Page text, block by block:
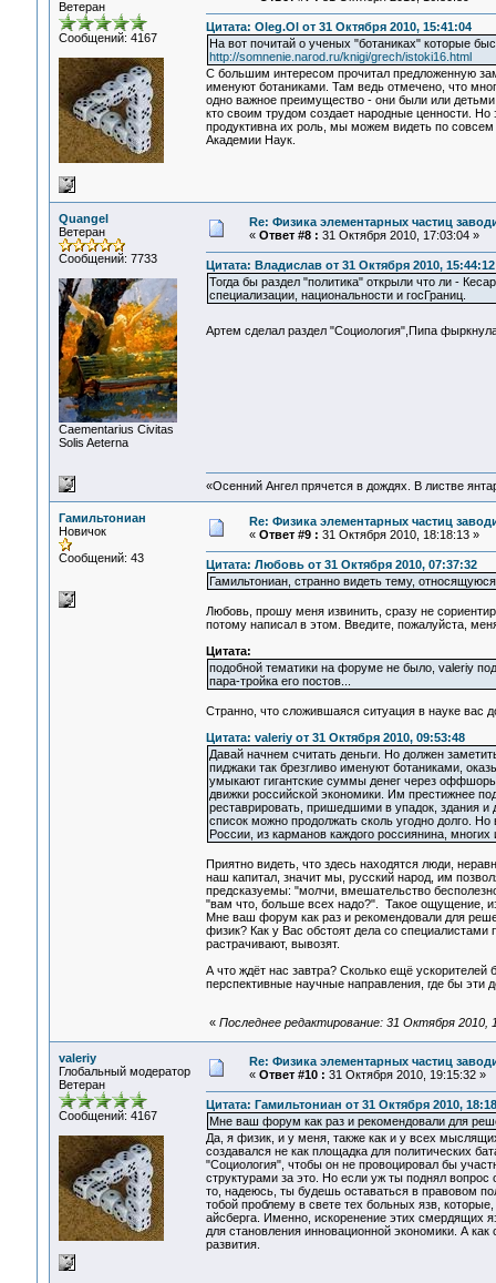
Ветеран
Сообщений: 4167
Цитата: Oleg.Ol от 31 Октября 2010, 15:41:04
На вот почитай о ученых "ботаниках" которые
http://somnenie.narod.ru/knigi/grech/istoki16.html
С большим интересом прочитал предложенную
именуют ботаниками. Там ведь отмечено, что
одно важное преимущество - они были или
кто своим трудом создает народные ценности. Но
продуктивна их роль, мы можем видеть по совсем
Академии Наук.
Quangel
Ветеран
Сообщений: 7733
Сaementarius Civitas
Solis Aeterna
Re: Физика элементарных частиц
« Ответ #8 : 31 Октября 2010, 17:03:04 »
Цитата: Владислав от 31 Октября 2010, 15:44:12
Тогда бы раздел "политика" открыли что ли -
специализации, национальности и госГраниц.
Артем сделал раздел "Социология",Пипа
«Осенний Ангел прячется в дождях. В листве
Гамильтониан
Новичок
Сообщений: 43
Re: Физика элементарных частиц
« Ответ #9 : 31 Октября 2010, 18:18:13 »
Цитата: Любовь от 31 Октября 2010, 07:37:32
Гамильтониан, странно видеть тему,
Любовь, прошу меня извинить, сразу не
потому написал в этом. Введите, пожалуйста,
Цитата:
подобной тематики на форуме не было, valeriy
пара-тройка его постов...
Странно, что сложившаяся ситуация в науке
Цитата: valeriy от 31 Октября 2010, 09:53:48
Давай начнем считать деньги. Но должен
пиджаки так брезгливо именуют ботаниками,
умыкают гигантские суммы денег через
движки российской экономики. Им престижнее
реставрировать, пришедшими в упадок, здания и
список можно продолжать сколь угодно долго.
России, из карманов каждого россиянина, многих
Приятно видеть, что здесь находятся люди,
наш капитал, значит мы, русский народ, им
предсказуемы: "молчи, вмешательство
"вам что, больше всех надо?". Такое ощущение,
Мне ваш форум как раз и рекомендовали для
физик? Как у Вас обстоят дела со специалистами
растрачивают, вывозят.
А что ждёт нас завтра? Сколько ещё ускорителей
перспективные научные направления, где бы эти
« Последнее редактирование: 31 Октября 2010,
valeriy
Глобальный модератор
Ветеран
Сообщений: 4167
Re: Физика элементарных частиц
« Ответ #10 : 31 Октября 2010, 19:15:32 »
Цитата: Гамильтониан от 31 Октября 2010,
Мне ваш форум как раз и рекомендовали для
Да, я физик, и у меня, также как и у всех
создавался не как площадка для политических
"Социология", чтобы он не провоцировал бы
структурами за это. Но если уж ты поднял
то, надеюсь, ты будешь оставаться в правовом
тобой проблему в свете тех больных язв,
айсберга. Именно, искоренение этих смердящих
для становления инновационной экономики. А
развития.